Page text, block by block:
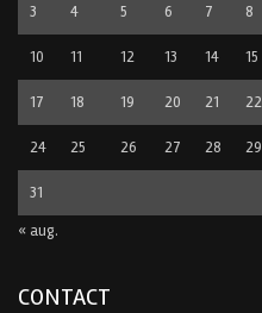
3 4 5 6 7 8
10 11 12 13 14 15
17 18 19 20 21 22
24 25 26 27 28 29
31
« aug.
CONTACT